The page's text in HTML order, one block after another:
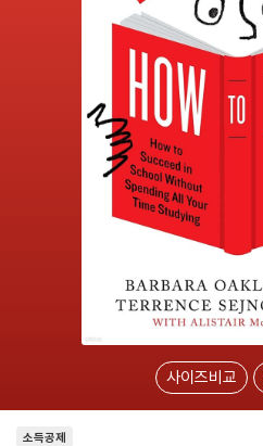
사이즈비교
소득공제